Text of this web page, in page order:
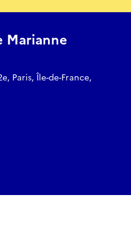
Marianne
Paris, Île-de-France,